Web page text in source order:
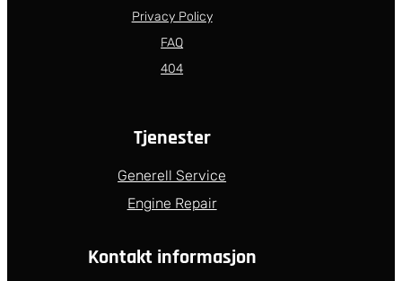
Privacy Policy
FAQ
404
Tjenester
Generell Service
Engine Repair
Kontakt informasjon